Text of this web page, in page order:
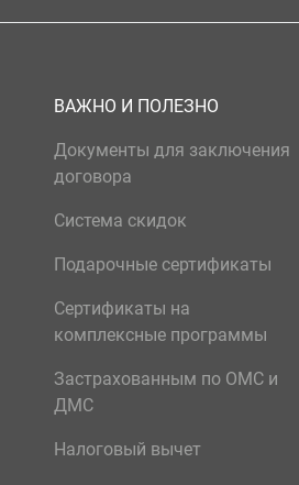
ВАЖНО И ПОЛЕЗНО
Документы для заключения
договора
Система скидок
Подарочные сертификаты
Сертификаты на
комплексные программы
Застрахованным по ОМС и
ДМС
Налоговый вычет